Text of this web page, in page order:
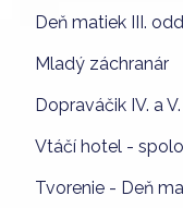
Deň matiek III.
Mladý záchranár
Dopraváčik IV. a
Vtáčí hotel -
Tvorenie - Deň